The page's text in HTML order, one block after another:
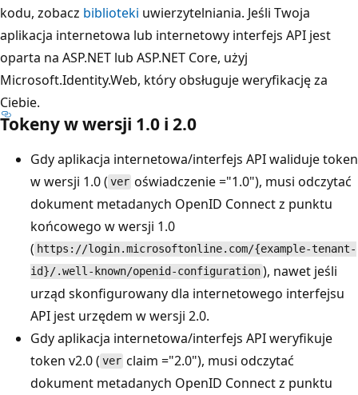
kodu, zobacz biblioteki uwierzytelniania. Jeśli Twoja
aplikacja internetowa lub internetowy interfejs API jest
oparta na ASP.NET lub ASP.NET Core, użyj
Microsoft.Identity.Web, który obsługuje weryfikację za
Ciebie.
Tokeny w wersji 1.0 i 2.0
Gdy aplikacja internetowa/interfejs API waliduje token
w wersji 1.0 ( ver oświadczenie ="1.0"), musi odczytać
dokument metadanych OpenID Connect z punktu
końcowego w wersji 1.0
( https://login.microsoftonline.com/{example-tenant-
id}/.well-known/openid-configuration), nawet jeśli
urząd skonfigurowany dla internetowego interfejsu
API jest urzędem w wersji 2.0.
Gdy aplikacja internetowa/interfejs API weryfikuje
token v2.0 ( ver claim ="2.0"), musi odczytać
dokument metadanych OpenID Connect z punktu